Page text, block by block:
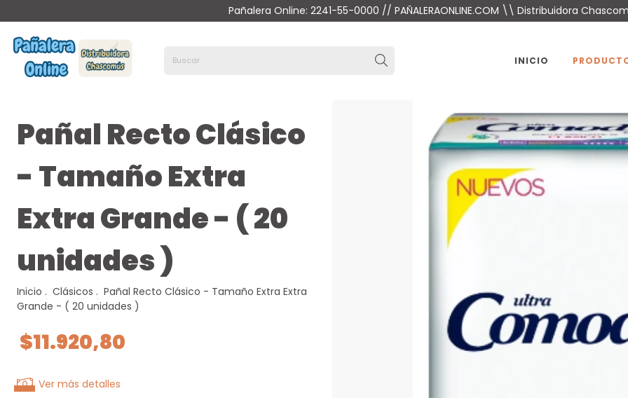
Pañalera Online: 2241-55-0000 // PAÑALERAONLINE.COM \\ Distribuidora
INICIO
Pañal Recto Clásico
- Tamaño Extra
Extra Grande - ( 20
unidades )
Inicio . Clásicos . Pañal Recto Clásico - Tamaño Extra Extra
Grande - ( 20 unidades )
$11.920,80
Ver más detalles